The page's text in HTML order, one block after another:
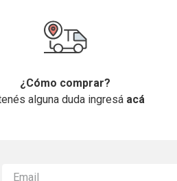
¿Cómo comprar?
alguna duda ingresá acá